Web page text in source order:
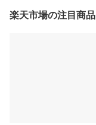
楽天市場の注目商品